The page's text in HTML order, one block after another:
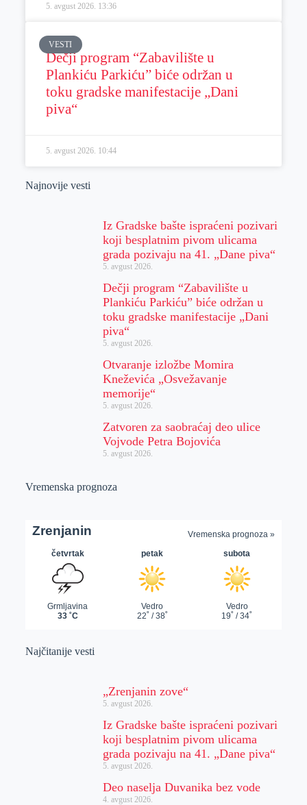
5. avgust 2026. 13:36
VESTI
Dečji program “Zabavilište u
Plankiću Parkiću” biće održan u
toku gradske manifestacije „Dani
piva“
5. avgust 2026. 10:44
Najnovije vesti
Iz Gradske bašte ispraćeni pozivari
koji besplatnim pivom ulicama
grada pozivaju na 41. „Dane piva“
5. avgust 2026.
Dečji program “Zabavilište u
Plankiću Parkiću” biće održan u
toku gradske manifestacije „Dani
piva“
5. avgust 2026.
Otvaranje izložbe Momira
Kneževića „Osvežavanje
memorije“
5. avgust 2026.
Zatvoren za saobraćaj deo ulice
Vojvode Petra Bojovića
5. avgust 2026.
Vremenska prognoza
Najčitanije vesti
„Zrenjanin zove“
5. avgust 2026.
Iz Gradske bašte ispraćeni pozivari
koji besplatnim pivom ulicama
grada pozivaju na 41. „Dane piva“
5. avgust 2026.
Deo naselja Duvanika bez vode
4. avgust 2026.